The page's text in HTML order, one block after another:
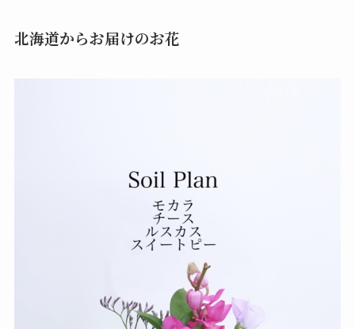
北海道からお届けのお花